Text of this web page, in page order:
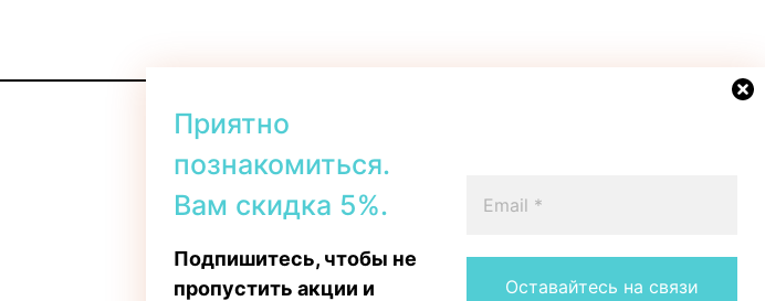
Приятно
познакомиться.
Вам скидка 5%.
Подпишитесь, чтобы не
пропустить акции и
Kadaka tee 42b, Tallinn
Пн-Пт: 11:00–19:00
Вс: 11:00 - 15:00
Messenger
Instagram